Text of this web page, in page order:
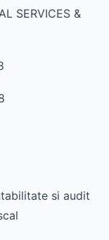
SERVICES &
si audit